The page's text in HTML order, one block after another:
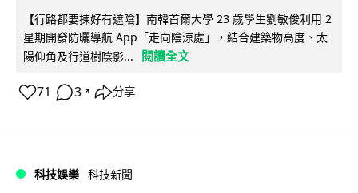
【行路都要揀好有遮陰】南韓首爾大學 23 歲學生劉敏俊利用 2
星期開發防曬導航 App「走向陰涼處」，結合建築物高度、太
陽仰角及行道樹陰影...
閱讀全文
71 3 ↗ 分享
科技娛樂 科技新聞